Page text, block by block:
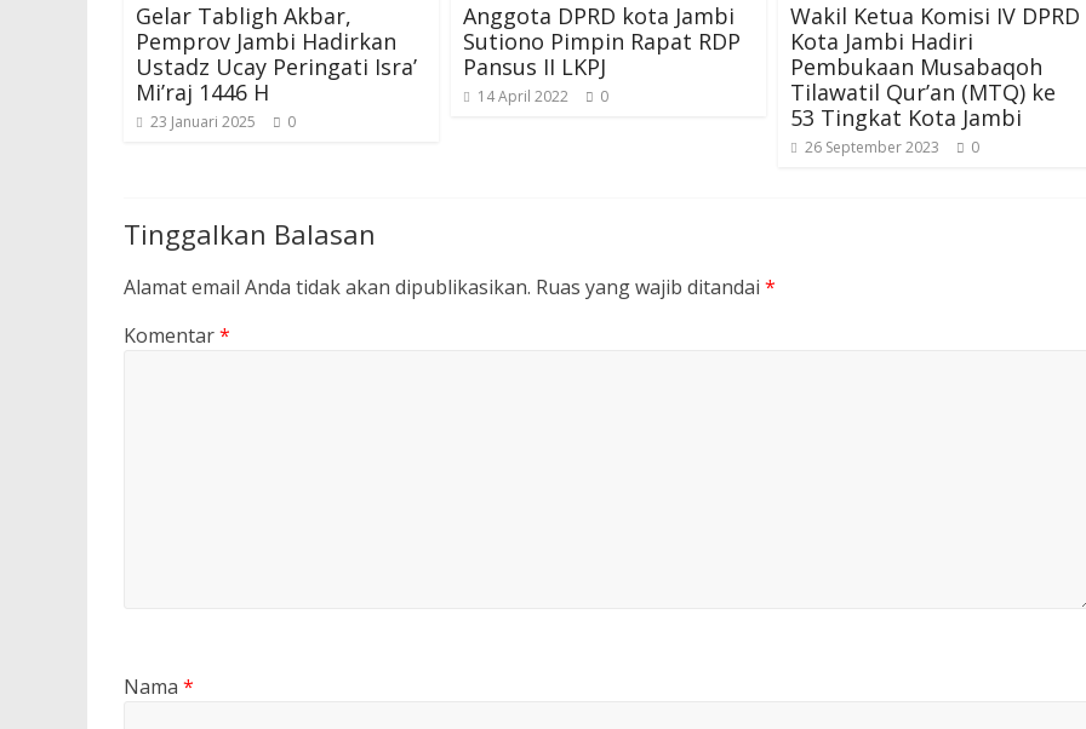
Gelar Tabligh Akbar,
Pemprov Jambi Hadirkan
Ustadz Ucay Peringati Isra’
Mi’raj 1446 H
23 Januari 2025 0
Anggota DPRD kota Jambi
Sutiono Pimpin Rapat RDP
Pansus II LKPJ
14 April 2022 0
Wakil Ketua Komisi IV DPRD
Kota Jambi Hadiri
Pembukaan Musabaqoh
Tilawatil Qur’an (MTQ) ke
53 Tingkat Kota Jambi
26 September 2023 0
Tinggalkan Balasan
Alamat email Anda tidak akan dipublikasikan. Ruas yang wajib ditandai *
Komentar*
Nama *